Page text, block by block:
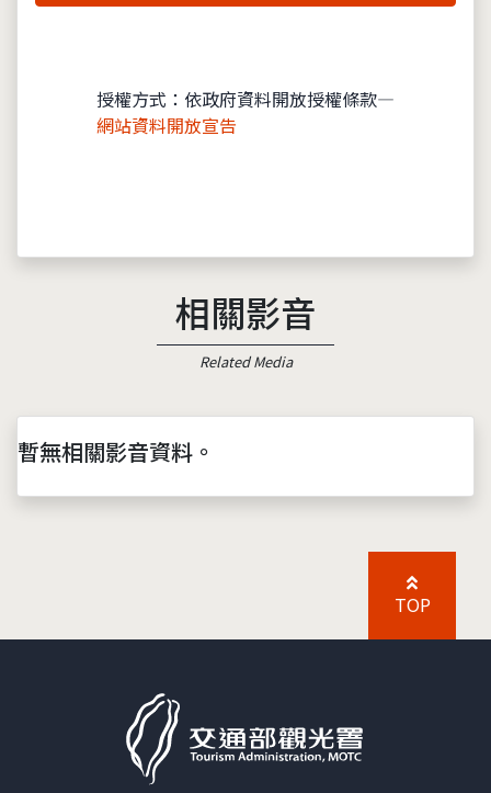
授權方式：依政府資料開放授權條款—
網站資料開放宣告
相關影音
Related Media
暫無相關影音資料。
TOP